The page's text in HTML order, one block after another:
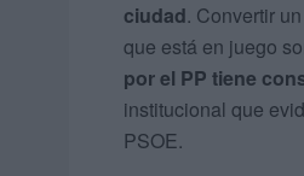
ciudad. Convertir
que está en juego
por el PP tiene
institucional que
PSOE.